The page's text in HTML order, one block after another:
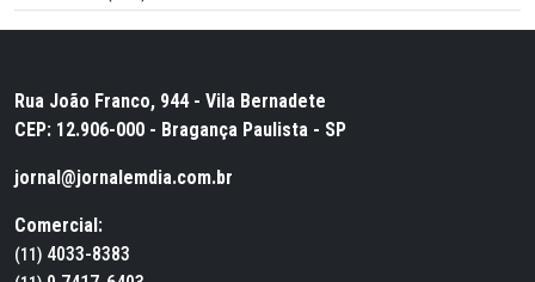
Rua João Franco, 944 - Vila Bernadete
CEP: 12.906-000 - Bragança Paulista - SP
jornal@jornalemdia.com.br
Comercial:
(11) 4033-8383